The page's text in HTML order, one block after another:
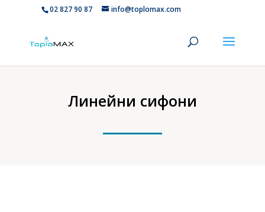
02 827 90 87 info@toplomax.com
Линейни сифони